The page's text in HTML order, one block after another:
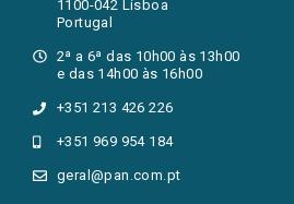
1100-042 Lisboa
Portugal
2ª a 6ª das 10h00 às 13h00
e das 14h00 às 16h00
+351 213 426 226
+351 969 954 184
geral@pan.com.pt